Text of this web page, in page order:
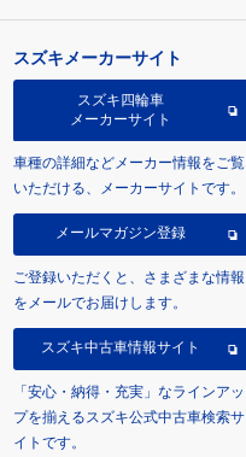
スズキメーカーサイト
スズキ四輪車
メーカーサイト
車種の詳細などメーカー情報をご覧
いただける、メーカーサイトです。
メールマガジン登録
ご登録いただくと、さまざまな情報
をメールでお届けします。
スズキ中古車情報サイト
「安心・納得・充実」なラインアッ
プを揃えるスズキ公式中古車検索サ
イトです。